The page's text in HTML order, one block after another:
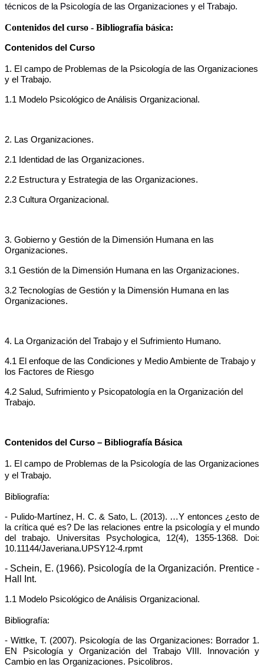
técnicos de la Psicología de las Organizaciones y el Trabajo.
Contenidos del curso - Bibliografía básica:
Contenidos del Curso
1. El campo de Problemas de la Psicología de las Organizaciones
y el Trabajo.
1.1 Modelo Psicológico de Análisis Organizacional.
2. Las Organizaciones.
2.1 Identidad de las Organizaciones.
2.2 Estructura y Estrategia de las Organizaciones.
2.3 Cultura Organizacional.
3. Gobierno y Gestión de la Dimensión Humana en las
Organizaciones.
3.1 Gestión de la Dimensión Humana en las Organizaciones.
3.2 Tecnologías de Gestión y la Dimensión Humana en las
Organizaciones.
4. La Organización del Trabajo y el Sufrimiento Humano.
4.1 El enfoque de las Condiciones y Medio Ambiente de Trabajo y
los Factores de Riesgo
4.2 Salud, Sufrimiento y Psicopatología en la Organización del
Trabajo.
Contenidos del Curso – Bibliografía Básica
1. El campo de Problemas de la Psicología de las Organizaciones
y el Trabajo.
Bibliografía:
- Pulido-Martínez, H. C. & Sato, L. (2013). …Y entonces ¿esto de
la crítica qué es? De las relaciones entre la psicología y el mundo
del trabajo. Universitas Psychologica, 12(4), 1355-1368. Doi:
10.11144/Javeriana.UPSY12-4.rpmt
- Schein, E. (1966). Psicología de la Organización. Prentice -
Hall Int.
1.1 Modelo Psicológico de Análisis Organizacional.
Bibliografía:
- Wittke, T. (2007). Psicología de las Organizaciones: Borrador 1.
EN Psicología y Organización del Trabajo VIII. Innovación y
Cambio en las Organizaciones. Psicolibros.